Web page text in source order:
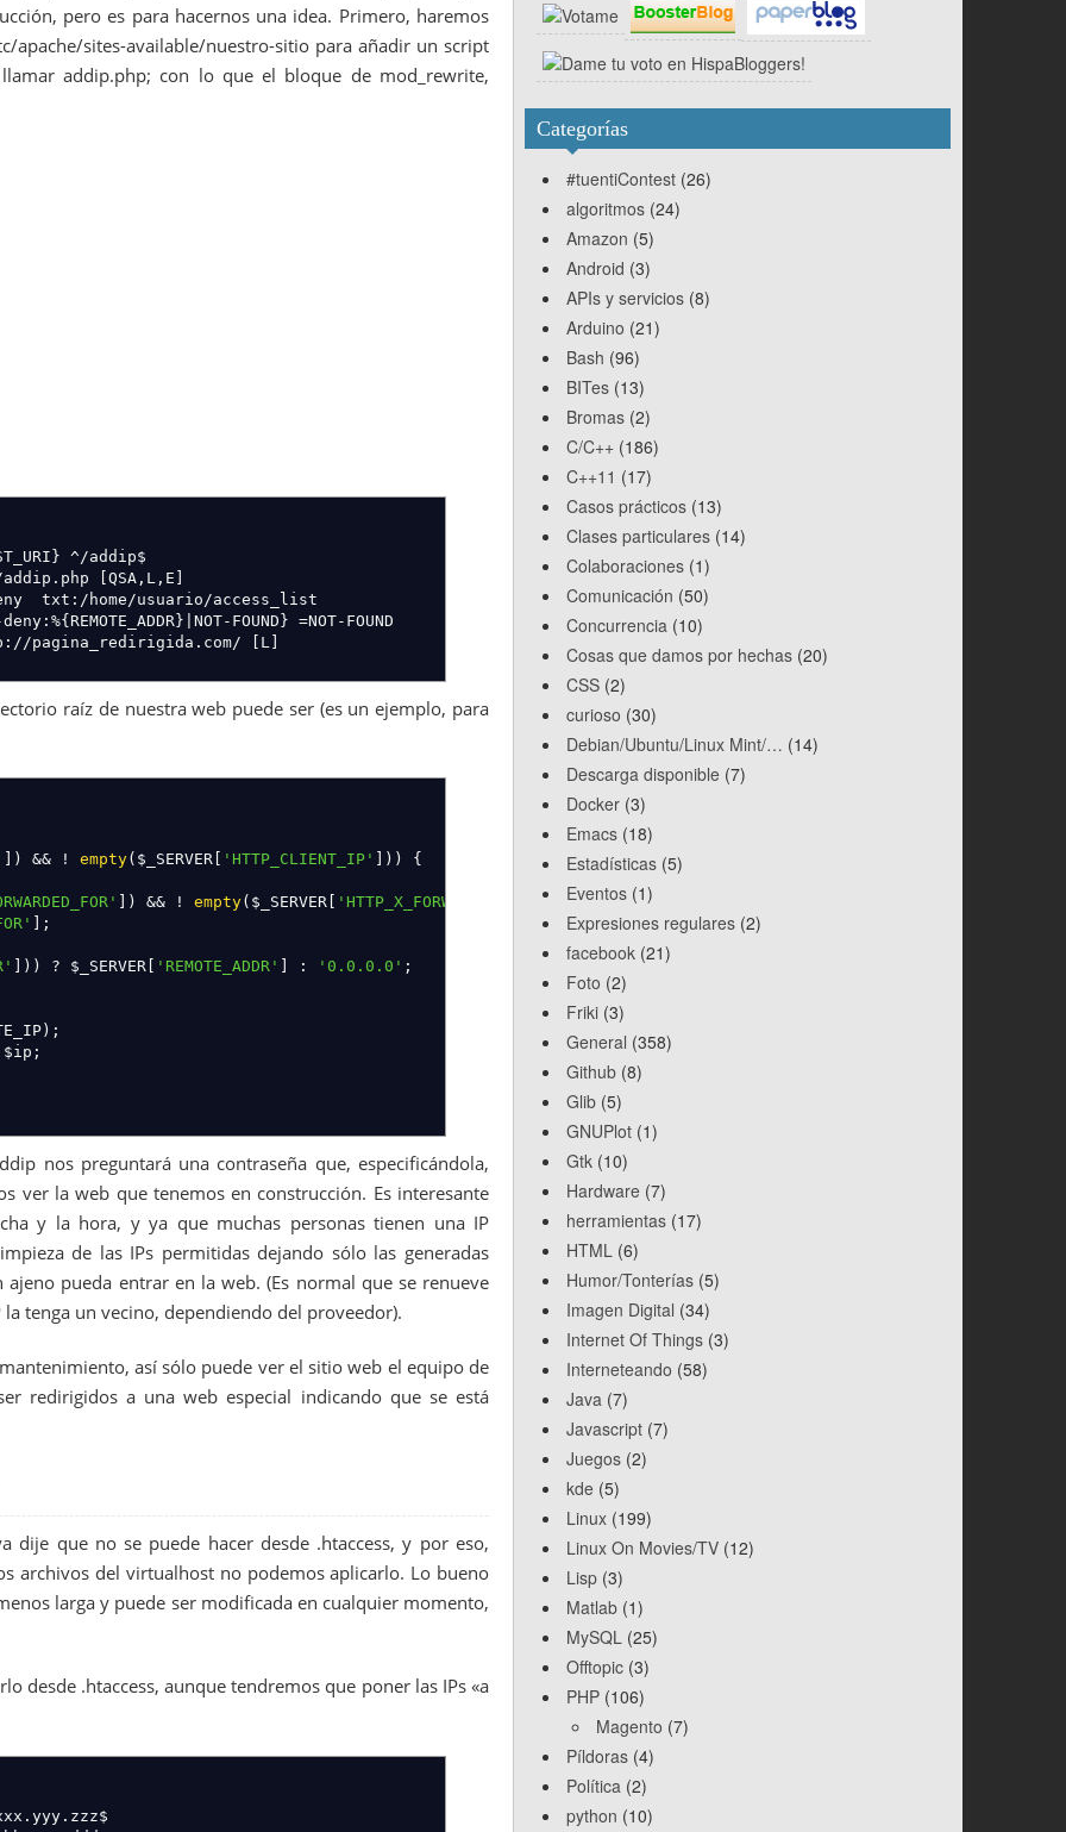
pero es para hacernos una idea. Primero, haremos
apache/sites-available/nuestro-sitio para añadir un script
addip.php; con lo que el bloque de mod_rewrite,
} ^/addip$
QSA,L,E
usuario/access_list
{ REMOTE_ADDR } |NOT-FOUND } =NOT-FOUND
L
raíz de nuestra web puede ser (es un ejemplo, para
) && ! empty( $_SERVER 'HTTP_CLIENT_IP' ) )
{
) && ! empty( $_SERVER 'HTTP_X_FORWARDED_FOR'] ) {
;
) ) ? $_SERVER 'REMOTE_ADDR' : '0.0.0.0' ;
) ;
$ip ;
$default
)
password
access_list' ). \n",FILE_APPEND
departamento técnico"
" method="post">
label>
/>
nos preguntará una contraseña que, especificándola,
ver la web que tenemos en construcción. Es interesante
y la hora, y ya que muchas personas tienen una IP
de las IPs permitidas dejando sólo las generadas
pueda entrar en la web. (Es normal que se renueve
tenga un vecino, dependiendo del proveedor).
así sólo puede ver el sitio web el equipo de
redirigidos a una web especial indicando que se está
que no se puede hacer desde .htaccess, y por eso,
archivos del virtualhost no podemos aplicarlo. Lo bueno
larga y puede ser modificada en cualquier momento,
desde .htaccess, aunque tendremos que poner las IPs «a
Categorías
#tuentiContest (26)
algoritmos (24)
Amazon (5)
Android (3)
APIs y servicios (8)
Arduino (21)
Bash (96)
BITes (13)
Bromas (2)
C/C++ (186)
C++11 (17)
Casos prácticos (13)
Clases particulares (14)
Colaboraciones (1)
Comunicación (50)
Concurrencia (10)
Cosas que damos por hechas (20)
CSS (2)
curioso (30)
Debian/Ubuntu/Linux Mint/… (14)
Descarga disponible (7)
Docker (3)
Emacs (18)
Estadísticas (5)
Eventos (1)
Expresiones regulares (2)
facebook (21)
Foto (2)
Friki (3)
General (358)
Github (8)
Glib (5)
GNUPlot (1)
Gtk (10)
Hardware (7)
herramientas (17)
HTML (6)
Humor/Tonterías (5)
Imagen Digital (34)
Internet Of Things (3)
Interneteando (58)
Java (7)
Javascript (7)
Juegos (2)
kde (5)
Linux (199)
Linux On Movies/TV (12)
Lisp (3)
Matlab (1)
MySQL (25)
Offtopic (3)
PHP (106)
Magento (7)
Píldoras (4)
Política (2)
python (10)